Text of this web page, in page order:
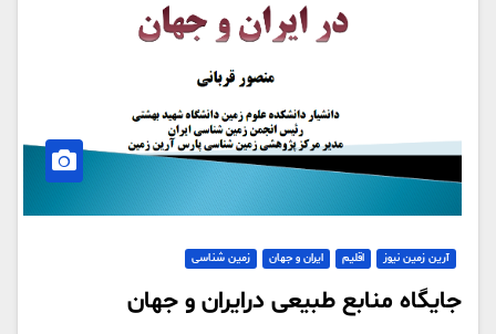
آرین زمین نیوز اقلیم ایران و جهان زمین شناسی
جایگاه منابع طبیعی درایران و جهان